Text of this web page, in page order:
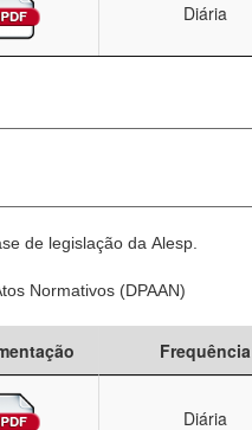
Diária
de legislação da Alesp.
Normativos (DPAAN)
Frequência
Diária